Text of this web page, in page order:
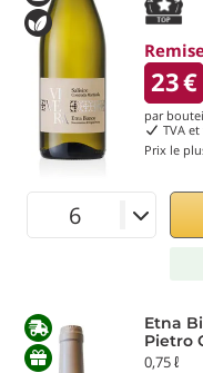
23€
par
TVA
Prix le
Etna
Pietro
0,75 ℓ